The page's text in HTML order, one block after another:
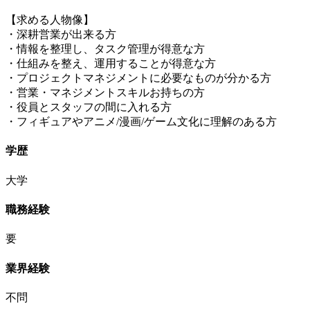
【求める人物像】
・深耕営業が出来る方
・情報を整理し、タスク管理が得意な方
・仕組みを整え、運用することが得意な方
・プロジェクトマネジメントに必要なものが分かる方
・営業・マネジメントスキルお持ちの方
・役員とスタッフの間に入れる方
・フィギュアやアニメ/漫画/ゲーム文化に理解のある方
学歴
大学
職務経験
要
業界経験
不問